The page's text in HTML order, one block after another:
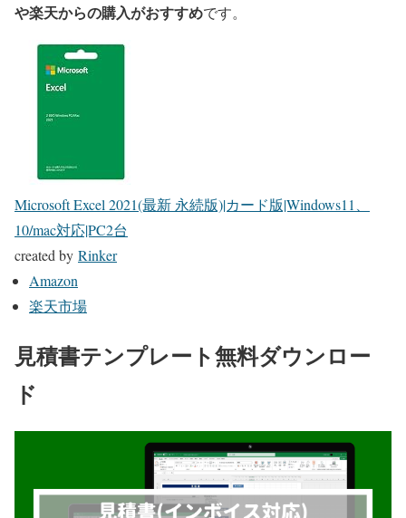
や楽天からの購入がおすすめです。
Microsoft Excel 2021(最新 永続版)|カード版|Windows11、
10/mac対応|PC2台
created by Rinker
Amazon
楽天市場
見積書テンプレート無料ダウンロー
ド